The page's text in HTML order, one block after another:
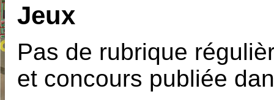
Jeux
Pas de rubrique
et concours publiée